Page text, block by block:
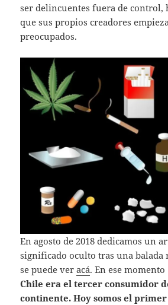
ser delincuentes fuera de control,
que sus propios creadores
preocupados.
En agosto de 2018 dedicamos un
significado oculto tras una balada
se puede veracá. En ese momento
Chile era el tercer consumidor
continente. Hoy somos el primer